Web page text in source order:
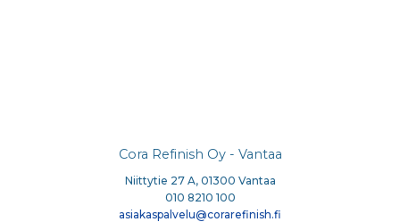
Cora Refinish Oy - Vantaa
Niittytie 27 A, 01300 Vantaa
010 8210 100
asiakaspalvelu@corarefinish.fi